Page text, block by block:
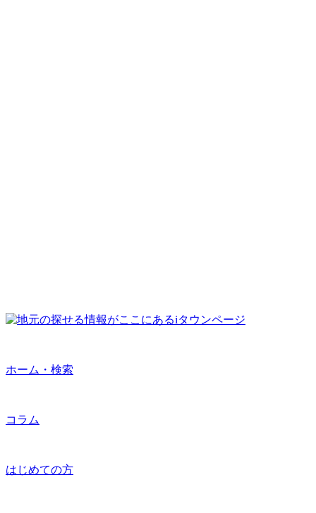
ホーム・検索
コラム
はじめての方